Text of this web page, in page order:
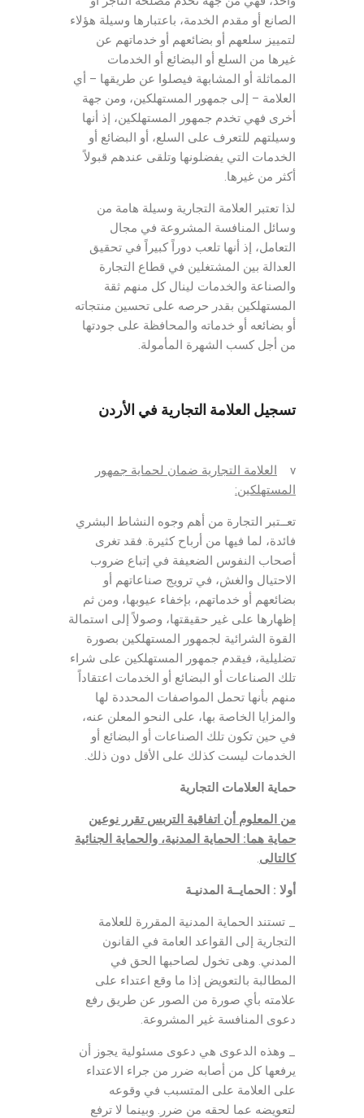
الصانع أو مقدم الخدمة، باعتبارها وسيلة هؤلاء
لتمييز سلعهم أو بضائعهم أو خدماتهم عن
غيرها من السلع أو البضائع أو الخدمات
المماثلة أو المشابهة فيصلوا عن طريقها – أي
العلامة – إلى جمهور المستهلكين، ومن جهة
أخرى فهي تخدم جمهور المستهلكين، إذ أنها
وسيلتهم للتعرف على السلع، أو البضائع أو
الخدمات التي يفضلونها وتلقى عندهم قبولاً
أكثر من غيرها.
لذا تعتبر العلامة التجارية وسيلة هامة من
وسائل المنافسة المشروعة في مجال
التعامل، إذ أنها تلعب دوراً كبيراً في تحقيق
العدالة بين المشتغلين في قطاع التجارة
والصناعة والخدمات لينال كل منهم ثقة
المستهلكين بقدر حرصه على تحسين منتجاته
أو بضائعه أو خدماته والمحافظة على جودتها
من أجل كسب الشهرة المأمولة.
تسجيل العلامة التجارية في الأردن
v
العلامة التجارية ضمان لحماية جمهور
المستهلكين:
تعــتبر التجارة من أهم وجوه النشاط البشري
فائدة، لما فيها من أرباح كثيرة. فقد تغرى
أصحاب النفوس الضعيفة في إتباع ضروب
الاحتيال والغش، في ترويج صناعاتهم أو
بضائعهم أو خدماتهم، بإخفاء عيوبها، ومن ثم
إظهارها على غير حقيقتها، وصولاً إلى استمالة
القوة الشرائية لجمهور المستهلكين بصورة
تضليلية، فيقدم جمهور المستهلكين على شراء
تلك الصناعات أو البضائع أو الخدمات اعتقاداً
منهم بأنها تحمل المواصفات المحددة لها
والمزايا الخاصة بها، على النحو المعلن عنه،
في حين تكون تلك الصناعات أو البضائع أو
الخدمات ليست كذلك على الأقل دون ذلك.
حماية العلامات التجارية
من المعلوم أن اتفاقية التربس تقرر نوعين
حماية هما: الحماية المدنية، والحماية الجنائية
كالتالى.
أولا : الحمايــة المدنيـة
_ تستند الحماية المدنية المقررة للعلامة
التجارية إلى القواعد العامة في القانون
المدني. وهى تخول لصاحبها الحق في
المطالبة بالتعويض إذا ما وقع اعتداء على
علامته بأي صورة من الصور عن طريق رفع
دعوى المنافسة غير المشروعة.
_ وهذه الدعوى هي دعوى مسئولية يجوز أن
يرفعها كل من أصابه ضرر من جراء الاعتداء
على العلامة على المتسبب في وقوعه
لتعويضه عما لحقه من ضرر. وبينما لا ترفع